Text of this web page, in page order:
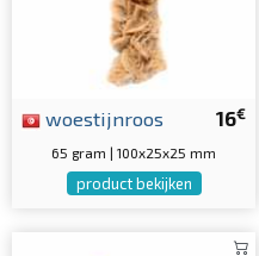
16€
woestijnroos
65 gram | 100x25x25 mm
product bekijken